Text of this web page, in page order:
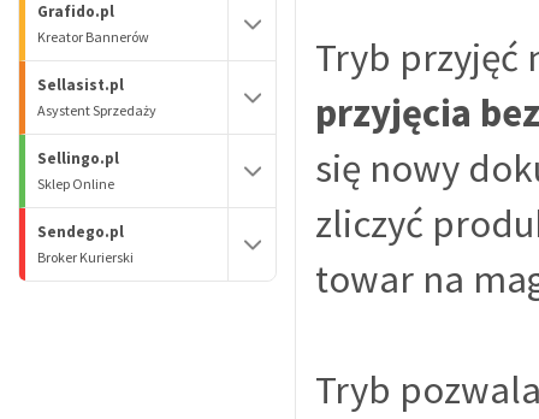
Grafido.pl
Kreator Bannerów
Sellasist.pl
Asystent Sprzedaży
Sellingo.pl
Sklep Online
Sendego.pl
Broker Kurierski
Tryb przyjęć
przyjęcia
się nowy
zliczyć
towar na
Tryb